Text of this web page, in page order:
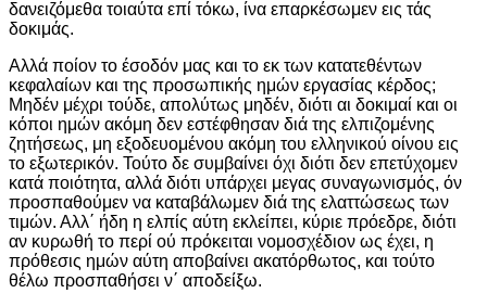
δανειζόμεθα τοιαύτα επί τόκω, ίνα επαρκέσωμεν εις τάς
δοκιμάς.
Αλλά ποίον το έσοδόν μας και το εκ των κατατεθέντων
κεφαλαίων και της προσωπικής ημών εργασίας κέρδος;
Μηδέν μέχρι τούδε, απολύτως μηδέν, διότι αι δοκιμαί και οι
κόποι ημών ακόμη δεν εστέφθησαν διά της ελπιζομένης
ζητήσεως, μη εξοδευομένου ακόμη του ελληνικού οίνου εις
το εξωτερικόν. Τούτο δε συμβαίνει όχι διότι δεν επετύχομεν
κατά ποιότητα, αλλά διότι υπάρχει μεγας συναγωνισμός, όν
προσπαθούμεν να καταβάλωμεν διά της ελαττώσεως των
τιμών. Αλλ΄ ήδη η ελπίς αύτη εκλείπει, κύριε πρόεδρε, διότι
αν κυρωθή το περί ού πρόκειται νομοσχέδιον ως έχει, η
πρόθεσις ημών αύτη αποβαίνει ακατόρθωτος, και τούτο
θέλω προσπαθήσει ν΄ αποδείξω.